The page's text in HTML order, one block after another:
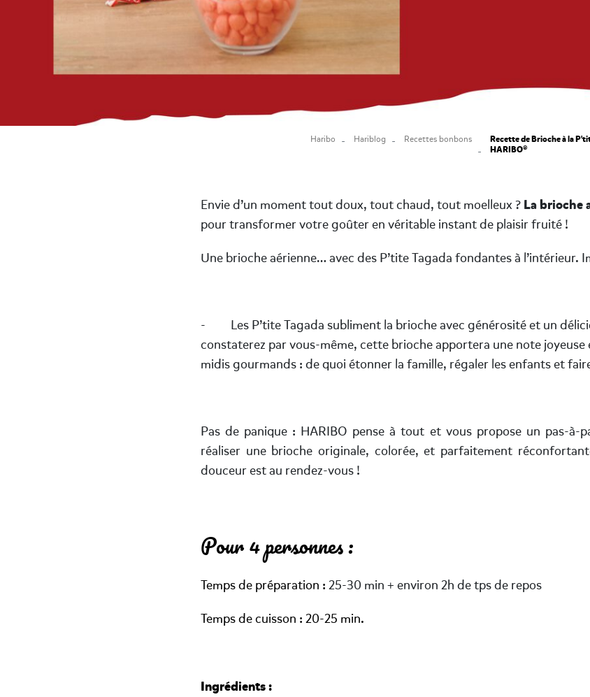
Haribo Hariblog Recettes bonbons
Recette de Brioche à la
HARIBO®
Envie d’un moment tout doux, tout chaud, tout moelleux ? La brioche
pour transformer votre goûter en véritable instant de plaisir fruité !
Une brioche aérienne… avec des P’tite Tagada fondantes à l’intérieur.
- Les P’tite Tagada subliment la brioche avec générosité et un
constaterez par vous-même, cette brioche apportera une note
midis gourmands : de quoi étonner la famille, régaler les enfants et
Pas de panique : HARIBO pense à tout et vous propose un pas-à-
réaliser une brioche originale, colorée, et parfaitement
douceur est au rendez-vous !
Pour 4 personnes :
Temps de préparation : 25-30 min + environ 2h de tps de repos
Temps de cuisson : 20-25 min.
Ingrédients :